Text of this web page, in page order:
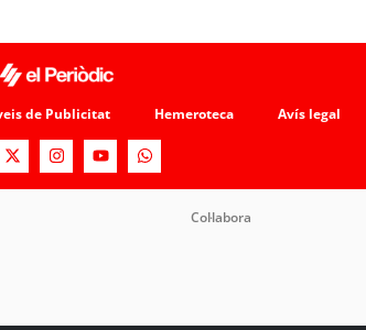
de Publicitat Hemeroteca Avís legal
Col·labora